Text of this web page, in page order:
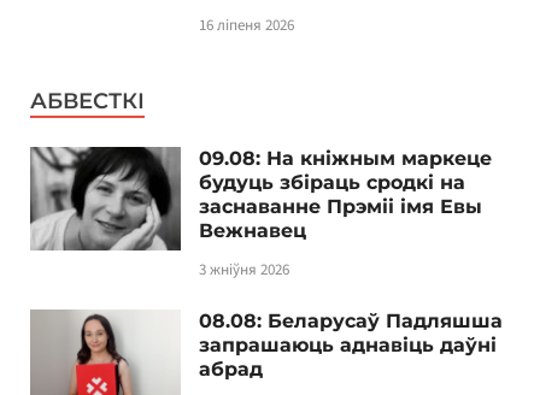
16 ліпеня 2026
АБВЕСТКІ
09.08: На кніжным маркеце
будуць збіраць сродкі на
заснаванне Прэміі імя Евы
Вежнавец
3 жніўня 2026
08.08: Беларусаў Падляшша
запрашаюць аднавіць даўні
абрад